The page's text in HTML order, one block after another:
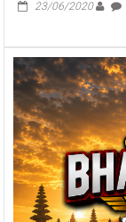
23/06/2020